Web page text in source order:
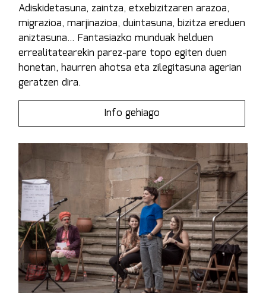
Adiskidetasuna, zaintza, etxebizitzaren arazoa,
migrazioa, marjinazioa, duintasuna, bizitza ereduen
aniztasuna... Fantasiazko munduak helduen
errealitatearekin parez-pare topo egiten duen
honetan, haurren ahotsa eta zilegitasuna agerian
geratzen dira.
Info gehiago